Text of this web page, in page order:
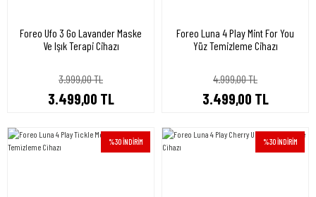
Foreo Ufo 3 Go Lavander Maske
Ve Işık Terapi Cihazı
3.999,00 TL
3.499,00 TL
Foreo Luna 4 Play Mint For You
Yüz Temizleme Cihazı
4.999,00 TL
3.499,00 TL
%30 İNDİRİM %30 İNDİRİM